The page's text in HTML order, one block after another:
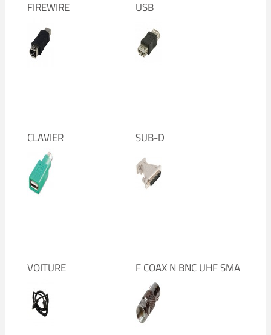
FIREWIRE USB
CLAVIER SUB-D
VOITURE F COAX N BNC UHF SMA